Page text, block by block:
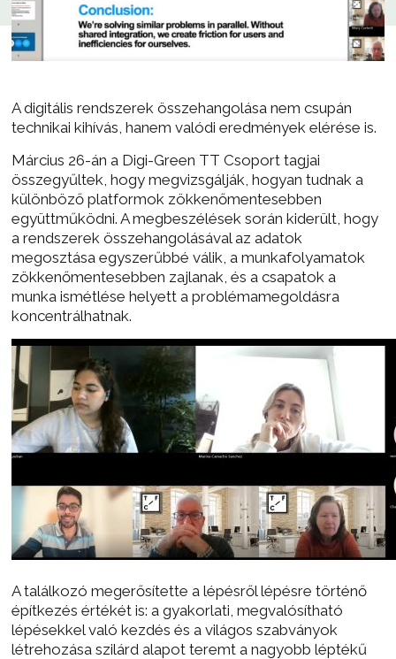
A digitális rendszerek összehangolása nem csupán
technikai kihívás, hanem valódi eredmények elérése is.
Március 26-án a Digi-Green TT Csoport tagjai
összegyűltek, hogy megvizsgálják, hogyan tudnak a
különböző platformok zökkenőmentesebben
együttműködni. A megbeszélések során kiderült, hogy
a rendszerek összehangolásával az adatok
megosztása egyszerűbbé válik, a munkafolyamatok
zökkenőmentesebben zajlanak, és a csapatok a
munka ismétlése helyett a problémamegoldásra
koncentrálhatnak.
A találkozó megerősítette a lépésről lépésre történő
építkezés értékét is: a gyakorlati, megvalósítható
lépésekkel való kezdés és a világos szabványok
létrehozása szilárd alapot teremt a nagyobb léptékű